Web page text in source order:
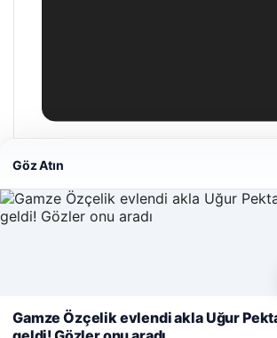
Enes Kaplan Avukatlık Bürosu
© 2026 Haber Şehir – Güncel Haberler
Web sitemizi nasıl kullandığınızı daha iyi
kullanıyoruz.Çerez Politikamız
Göz Atın
Gamze Özçelik evlendi akla Uğur